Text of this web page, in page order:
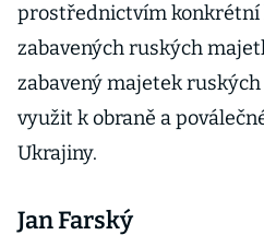
prostřednictvím
zabavených ruských
zabavený majetek
využit k obraně a
Ukrajiny.
Jan Farský